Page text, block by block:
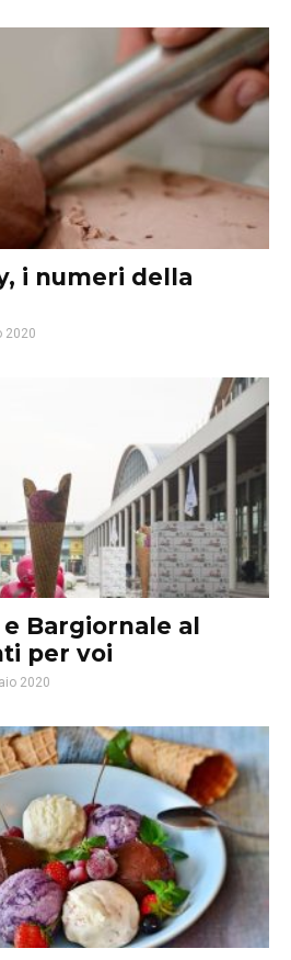
i numeri della
2020
Bargiornale al
per voi
2020